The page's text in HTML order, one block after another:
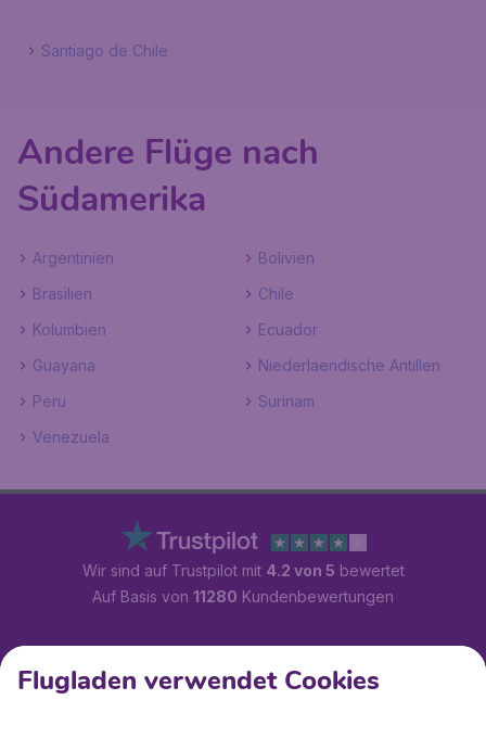
Santiago de Chile
Andere Flüge nach
Südamerika
Argentinien
Bolivien
Brasilien
Chile
Kolumbien
Ecuador
Guayana
Niederlaendische Antillen
Peru
Surinam
Venezuela
Wir sind auf Trustpilot mit 4.2 von 5 bewertet
Auf Basis von 11280 Kundenbewertungen
Kundenservice
Flugladen verwendet Cookies